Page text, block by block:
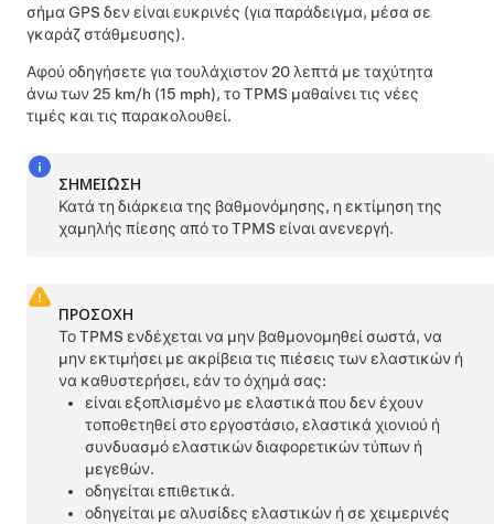
σήμα GPS δεν είναι ευκρινές (για παράδειγμα, μέσα σε
γκαράζ στάθμευσης).
Αφού οδηγήσετε για τουλάχιστον 20 λεπτά με ταχύτητα
άνω των 25 km/h (15 mph), το TPMS μαθαίνει τις νέες
τιμές και τις παρακολουθεί.
ΣΗΜΕΊΩΣΗ
Κατά τη διάρκεια της βαθμονόμησης, η εκτίμηση της
χαμηλής πίεσης από το TPMS είναι ανενεργή.
ΠΡΟΣΟΧΗ
Το TPMS ενδέχεται να μην βαθμονομηθεί σωστά, να
μην εκτιμήσει με ακρίβεια τις πιέσεις των ελαστικών ή
να καθυστερήσει, εάν το όχημά σας:
είναι εξοπλισμένο με ελαστικά που δεν έχουν
τοποθετηθεί στο εργοστάσιο, ελαστικά χιονιού ή
συνδυασμό ελαστικών διαφορετικών τύπων ή
μεγεθών.
οδηγείται επιθετικά.
οδηγείται με αλυσίδες ελαστικών ή σε χειμερινές